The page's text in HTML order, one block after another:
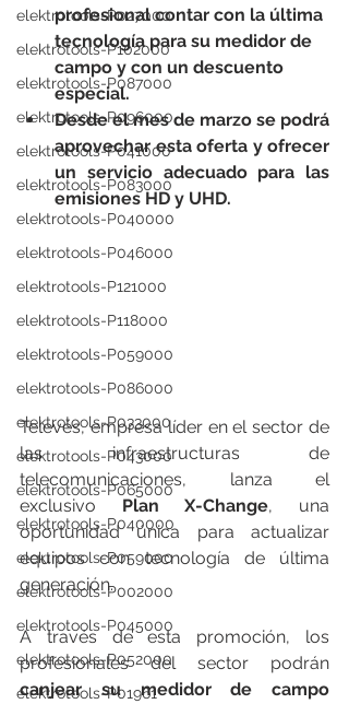
elektrotools-P027000
elektrotools-P102000
elektrotools-P087000
elektrotools-P096000
elektrotools-P041000
elektrotools-P083000
elektrotools-P040000
elektrotools-P046000
elektrotools-P121000
elektrotools-P118000
elektrotools-P059000
elektrotools-P086000
elektrotools-P033000
elektrotools-P043000
elektrotools-P065000
elektrotools-P040000
elektrotools-P059000
elektrotools-P002000
elektrotools-P045000
elektrotools-P052000
elektrotools-P01961
profesional contar con la última
tecnología para su medidor de
campo y con un descuento
especial.
Desde el mes de marzo se podrá
aprovechar esta oferta y ofrecer
un servicio adecuado para las
emisiones HD y UHD.
Televés, empresa líder en el sector de
las infraestructuras de
telecomunicaciones, lanza el
exclusivo Plan X-Change, una
oportunidad única para actualizar
equipos con tecnología de última
generación.
A través de esta promoción, los
canjear su medidor de campo